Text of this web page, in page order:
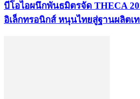
บีโอไอผนึกพันธมิตรจัด THECA
อิเล็กทรอนิกส์ หนุนไทยสู่ฐานผลิตเ